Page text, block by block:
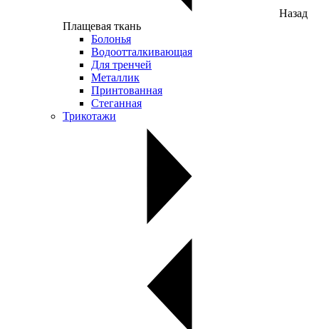
Назад
Плащевая ткань
Болонья
Водоотталкивающая
Для тренчей
Металлик
Принтованная
Стеганная
Трикотажи